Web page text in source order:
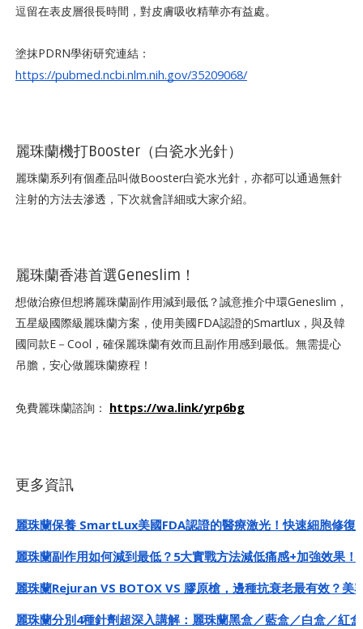
逗留在表皮層很長時間，對皮膚吸收精華亦有益處。
塗抹PDRN學術研究連結：
https://pubmed.ncbi.nlm.nih.gov/35209068/
麗珠蘭機打Booster（白瓷水光針）
麗珠蘭系列有個產品叫做Booster白瓷水光針，亦都可以通過無針
注射的方法去滲透，下次就會詳細或大家介紹。
麗珠蘭香港首選Geneslim！
想做治療但想將麗珠蘭副作用減到最低？誠意推介中環Geneslim，
五星級國際級麗珠蘭方案，使用美國FDA認證的Smartlux，與及韓
國同款E－Cool，確保麗珠蘭有效而且副作用感到最低。無需提心
吊膽，安心做麗珠蘭療程！
免費麗珠蘭諮詢： https://wa.link/yrp6bg
更多資訊
麗珠蘭保養 SmartLux美國FDA認證的醫療激光！快速細胞修復
麗珠蘭副作用如何減到最低？5大實戰方法減低痛感+加強效果！
麗珠蘭Rejuran VS BOTOX VS 膠原槍，邊種抗衰老最有效？美
麗珠蘭分別4種針劑超深入講解：麗珠蘭黑盒／藍盒／白盒／紅